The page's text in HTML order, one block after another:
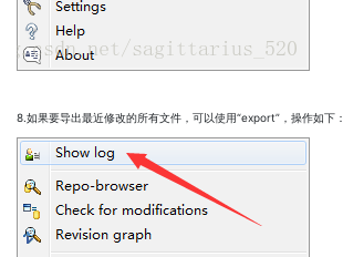
8.如果要导出最近修改的所有文件，可以使用“export”，操作如下：